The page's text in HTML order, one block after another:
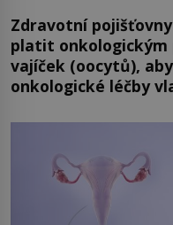
Zdravotní
platit onkologickým
vajíček (oocytů),
onkologické léčby